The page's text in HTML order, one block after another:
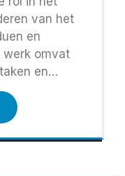
van het
en
werk omvat
en…